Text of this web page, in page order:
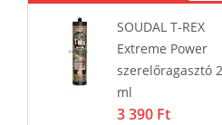
SOUDAL T-REX
Extreme Power
szerelőragasztó
ml
3 390 Ft